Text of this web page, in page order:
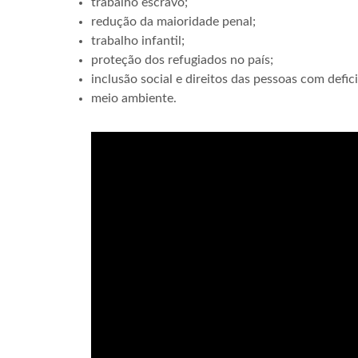
redução da maioridade penal;
trabalho infantil;
proteção dos refugiados no país;
inclusão social e direitos das pessoas com
meio ambiente.